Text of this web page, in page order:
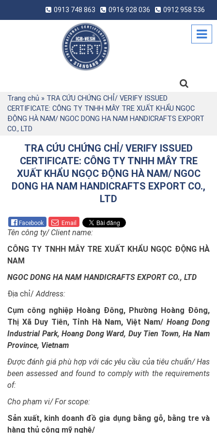
0913 748 863 0916 928 036 0912 958 536
Trang chủ » TRA CỨU CHỨNG CHỈ/ VERIFY ISSUED
CERTIFICATE: CÔNG TY TNHH MÂY TRE XUẤT KHẨU NGỌC
ĐỘNG HÀ NAM/ NGOC DONG HA NAM HANDICRAFTS EXPORT
CO., LTD
TRA CỨU CHỨNG CHỈ/ VERIFY ISSUED
CERTIFICATE: CÔNG TY TNHH MÂY TRE
XUẤT KHẨU NGỌC ĐỘNG HÀ NAM/ NGOC
DONG HA NAM HANDICRAFTS EXPORT CO.,
LTD
Facebook Email
Tên công ty/ Client name:
CÔNG TY TNHH MÂY TRE XUẤT KHẨU NGỌC ĐỘNG HÀ
NAM
NGOC DONG HA NAM HANDICRAFTS EXPORT CO., LTD
Địa chỉ/ Address:
Cụm công nghiệp Hoàng Đông, Phường Hoàng Đông,
Thị Xã Duy Tiên, Tỉnh Hà Nam, Việt Nam/ Hoang Dong
Industrial Park, Hoang Dong Ward, Duy Tien Town, Ha Nam
Province, Vietnam
Được đánh giá phù hợp với các yêu cầu của tiêu chuẩn/Has
been assessed and found to comply with the requirements
of:
Cho phạm vi/ For scope:
Sản xuất, kinh doanh đồ gia dụng bằng gỗ, bằng tre và
hàng thủ công mỹ nghệ/